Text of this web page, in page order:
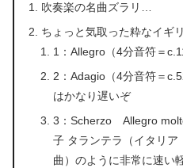
吹奏楽の名曲ズラリ…
ちょっと気取った粋なイギ
1：Allegro（4分音符＝
2：Adagio（4分音符＝
はかなり遅いぞ
3：Scherzo Allegro
子 タランテラ（イタリア
曲）のように非常に速い